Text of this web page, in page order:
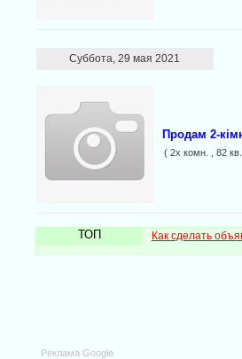
Суббота, 29 мая 2021
Продам 2-
( 2х комн. , 82
ТОП Как сделать
Реклама Google